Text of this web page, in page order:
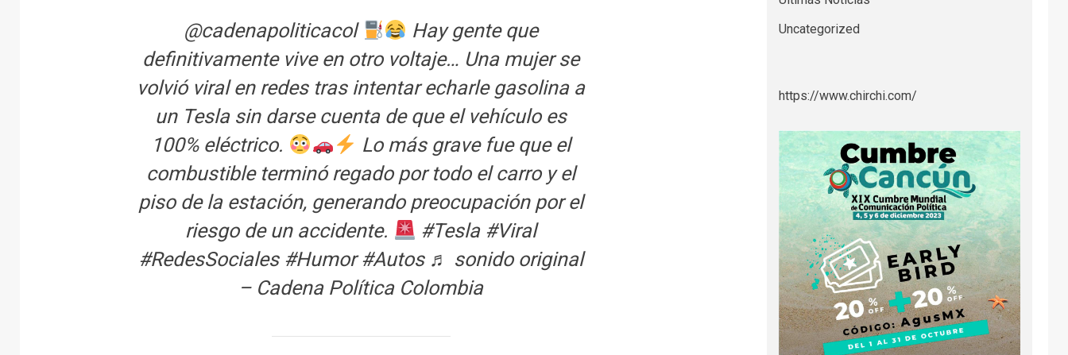
@cadenapoliticacol
Hay gente que
definitivamente vive en otro voltaje… Una mujer se
volvió viral en redes tras intentar echarle gasolina a
un Tesla sin darse cuenta de que el vehículo es
100% eléctrico.
Lo más grave fue que el
combustible terminó regado por todo el carro y el
piso de la estación, generando preocupación por el
riesgo de un accidente.
#Tesla #Viral
#RedesSociales #Humor #Autos ♬ sonido original
– Cadena Política Colombia
Uncategorized
https://www.chirchi.com/